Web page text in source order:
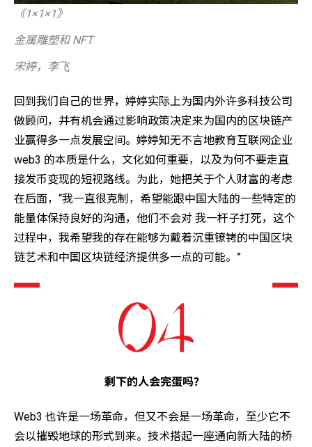
《1×1×1》
金属雕塑和 NFT
宋婷，李⻜
回到我们自己的世界，婷婷实际上为国内外许多科技公司
做顾问，并有机会通过影响政策决定来为国内的区块链产
业赢得多一点发展空间。婷婷知无不言地教育互联网企业
web3 的本质是什么，文化如何重要，以及为何不要走直
接发币变现的短视路线。为此，她把关于个人财富的考虑
在后面，“我一直很克制，希望能跟中国大陆的一些特定的
能量体保持良好的沟通，他们不会对 我一杆子打死，这个
过程中，我希望我的存在能够为戴着沉重镣铐的中国区块
链艺术和中国区块链经济提供多一点的可能。”
剩下的人会完蛋吗？
Web3 也许是一场革命，但又不会是一场革命，至少它不
会以摧毁地球的形式到来。技术搭起一座通向新大陆的桥